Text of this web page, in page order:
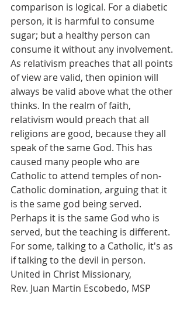
comparison is logical. For a diabetic
person, it is harmful to consume
sugar; but a healthy person can
consume it without any involvement.
As relativism preaches that all points
of view are valid, then opinion will
always be valid above what the other
thinks. In the realm of faith,
relativism would preach that all
religions are good, because they all
speak of the same God. This has
caused many people who are
Catholic to attend temples of non-
Catholic domination, arguing that it
is the same god being served.
Perhaps it is the same God who is
served, but the teaching is different.
For some, talking to a Catholic, it's as
if talking to the devil in person.
United in Christ Missionary,
Rev. Juan Martin Escobedo, MSP